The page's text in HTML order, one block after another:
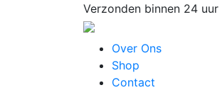
Verzonden binnen 24 uur
Over Ons
Shop
Contact